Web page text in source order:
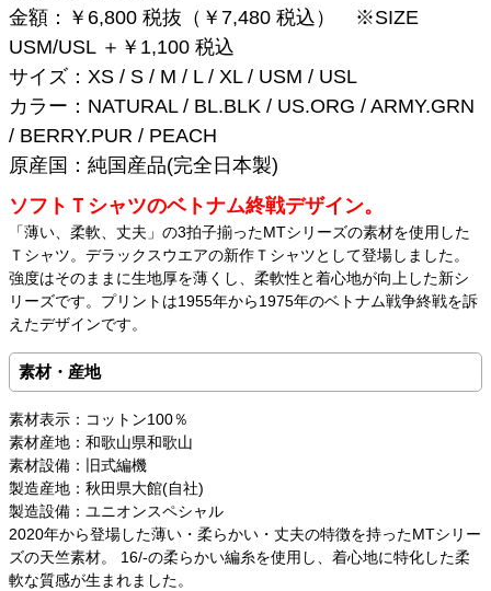
金額：￥6,800 税抜（￥7,480 税込） ※SIZE
USM/USL ＋￥1,100 税込
サイズ：XS / S / M / L / XL / USM / USL
カラー：NATURAL / BL.BLK / US.ORG / ARMY.GRN
/ BERRY.PUR / PEACH
原産国：純国産品(完全日本製)
ソフトＴシャツのベトナム終戦デザイン。
「薄い、柔軟、丈夫」の3拍子揃ったMTシリーズの素材を使用した
Ｔシャツ。デラックスウエアの新作Ｔシャツとして登場しました。
強度はそのままに生地厚を薄くし、柔軟性と着心地が向上した新シ
リーズです。プリントは1955年から1975年のベトナム戦争終戦を訴
えたデザインです。
素材・産地
素材表示：コットン100％
素材産地：和歌山県和歌山
素材設備：旧式編機
製造産地：秋田県大館(自社)
製造設備：ユニオンスペシャル
2020年から登場した薄い・柔らかい・丈夫の特徴を持ったMTシリー
ズの天竺素材。 16/-の柔らかい編糸を使用し、着心地に特化した柔
軟な質感が生まれました。